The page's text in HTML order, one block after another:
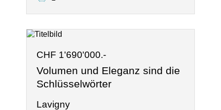
CHF 1'690'000.-
Volumen und Eleganz sind die
Schlüsselwörter
Lavigny